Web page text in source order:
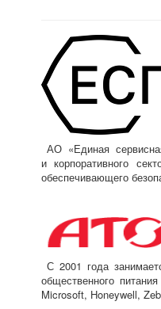
АО «Единая
и корпоративного
обеспечивающего
С 2001 года
общественного
Microsoft, Honeywell,